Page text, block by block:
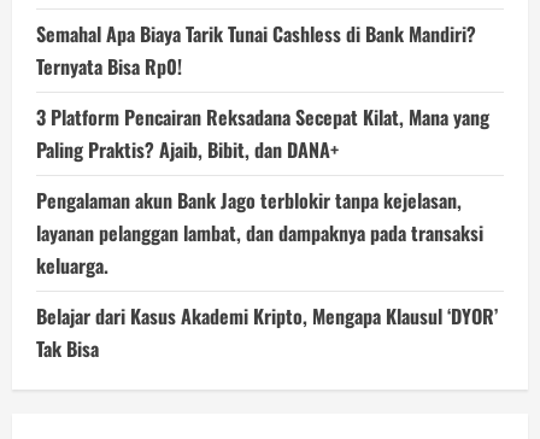
Semahal Apa Biaya Tarik Tunai Cashless di Bank Mandiri?
Ternyata Bisa Rp0!
3 Platform Pencairan Reksadana Secepat Kilat, Mana yang
Paling Praktis? Ajaib, Bibit, dan DANA+
Pengalaman akun Bank Jago terblokir tanpa kejelasan,
layanan pelanggan lambat, dan dampaknya pada transaksi
keluarga.
Belajar dari Kasus Akademi Kripto, Mengapa Klausul ‘DYOR’
Tak Bisa